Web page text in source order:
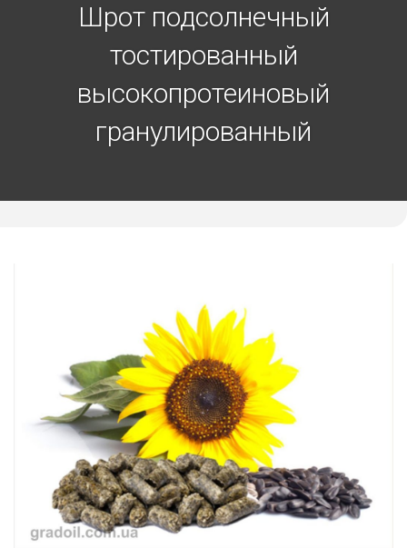
Шрот подсолнечный
тостированный
высокопротеиновый
гранулированный